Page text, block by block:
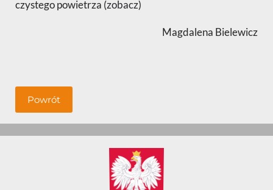
czystego powietrza (zobacz)
Magdalena Bielewicz
Powrót